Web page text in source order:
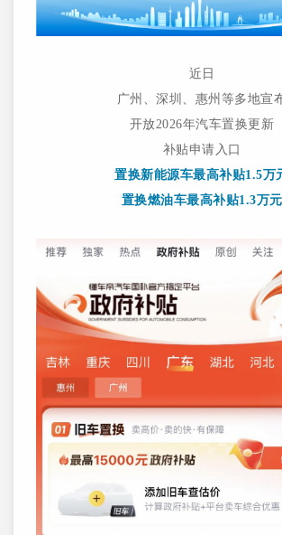
近日
广州、深圳、惠州等多地宣
开放2026年汽车置换更新
补贴申请入口
置换新能源车最高补贴1.5万
置换燃油车最高补贴1.3万元